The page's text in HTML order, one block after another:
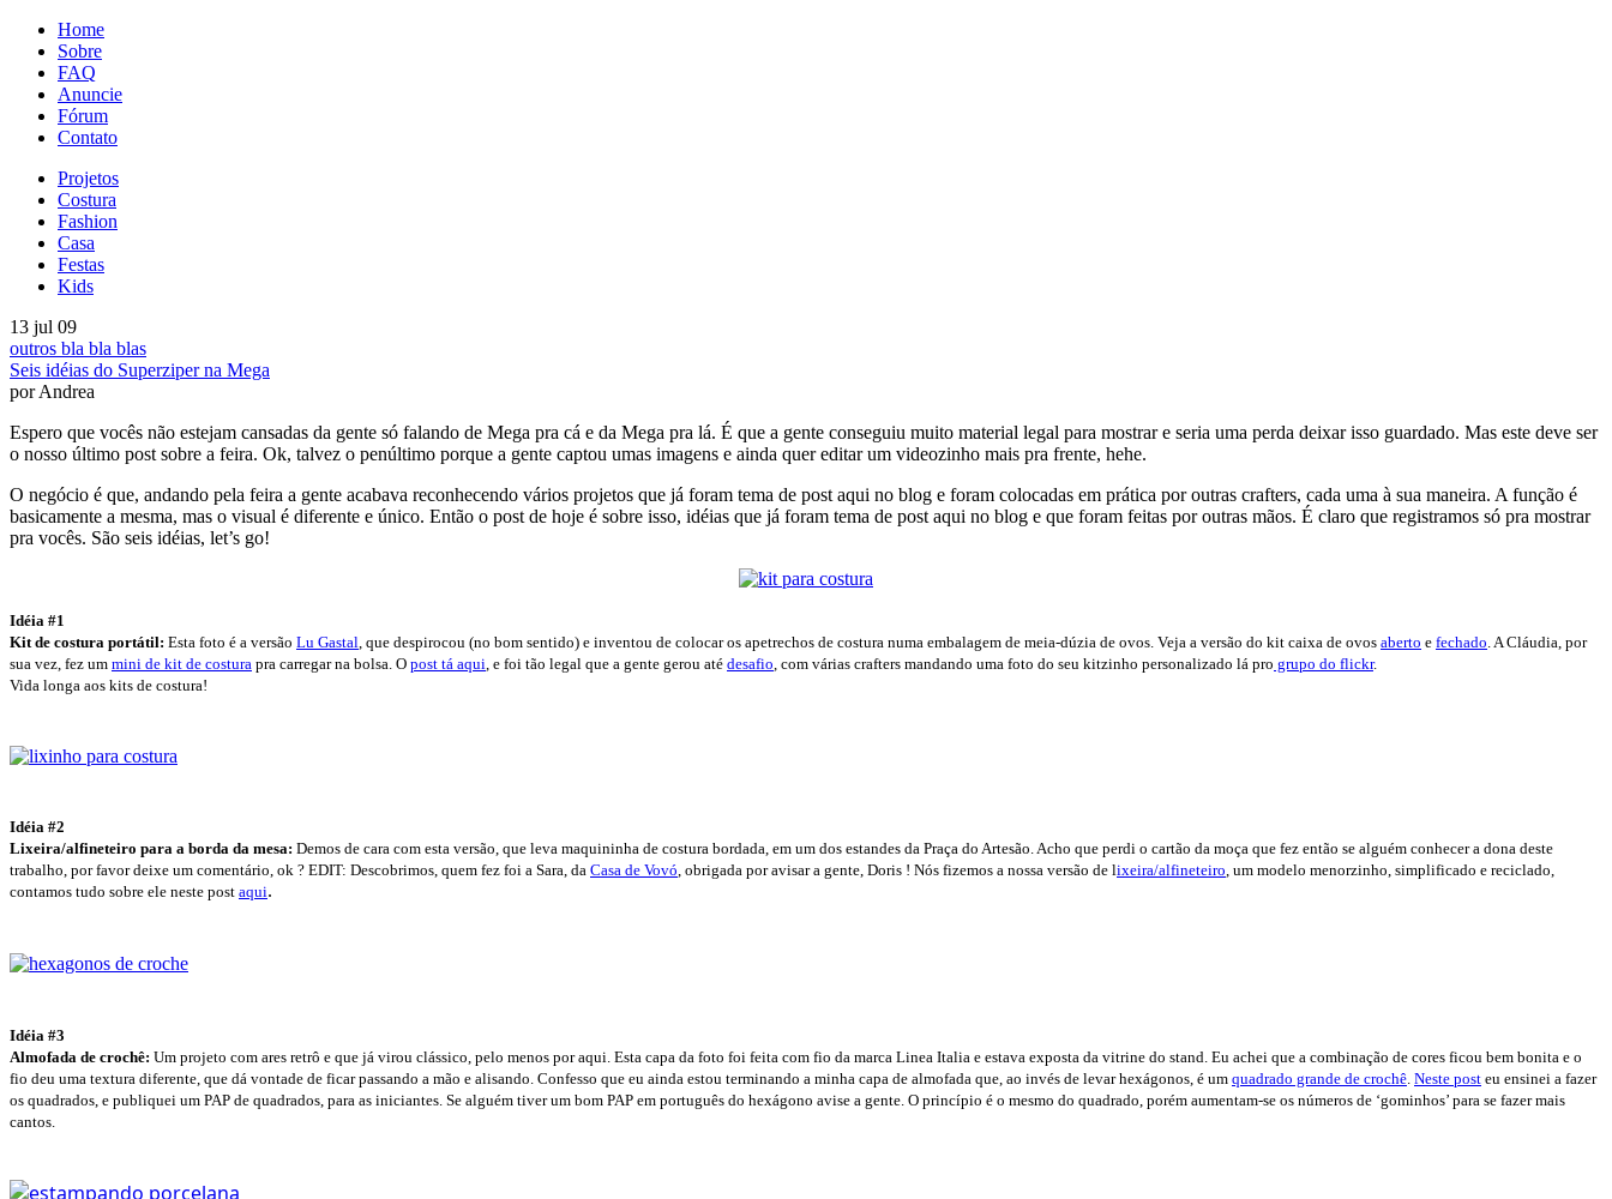
Home
Sobre
FAQ
Anuncie
Fórum
Contato
Projetos
Costura
Fashion
Casa
Festas
Kids
13 jul 09
outros bla bla blas
Seis idéias do Superziper na Mega
por Andrea
Espero que vocês não estejam cansadas da gente só falando de Mega pra cá e da Mega pra lá. É que a gente conseguiu muito material legal para mostrar e seria uma perda deixar isso guardado. Mas este deve ser
o nosso último post sobre a feira. Ok, talvez o penúltimo porque a gente captou umas imagens e ainda quer editar um videozinho mais pra frente, hehe.
O negócio é que, andando pela feira a gente acabava reconhecendo vários projetos que já foram tema de post aqui no blog e foram colocadas em prática por outras crafters, cada uma à sua maneira. A função é
basicamente a mesma, mas o visual é diferente e único. Então o post de hoje é sobre isso, idéias que já foram tema de post aqui no blog e que foram feitas por outras mãos. É claro que registramos só pra mostrar
pra vocês. São seis idéias, let’s go!
Idéia #1
Kit de costura portátil: Esta foto é a versão Lu Gastal, que despirocou (no bom sentido) e inventou de colocar os apetrechos de costura numa embalagem de meia-dúzia de ovos. Veja a versão do kit caixa de ovos aberto e fechado. A Cláudia, por
sua vez, fez um mini de kit de costura pra carregar na bolsa. O post tá aqui, e foi tão legal que a gente gerou até desafio, com várias crafters mandando uma foto do seu kitzinho personalizado lá pro grupo do flickr.
Vida longa aos kits de costura!
Idéia #2
Lixeira/alfineteiro para a borda da mesa: Demos de cara com esta versão, que leva maquininha de costura bordada, em um dos estandes da Praça do Artesão. Acho que perdi o cartão da moça que fez então se alguém conhecer a dona deste
trabalho, por favor deixe um comentário, ok ? EDIT: Descobrimos, quem fez foi a Sara, da Casa de Vovó, obrigada por avisar a gente, Doris ! Nós fizemos a nossa versão de lixeira/alfineteiro, um modelo menorzinho, simplificado e reciclado,
contamos tudo sobre ele neste post aqui.
Idéia #3
Almofada de crochê: Um projeto com ares retrô e que já virou clássico, pelo menos por aqui. Esta capa da foto foi feita com fio da marca Linea Italia e estava exposta da vitrine do stand. Eu achei que a combinação de cores ficou bem bonita e o
fio deu uma textura diferente, que dá vontade de ficar passando a mão e alisando. Confesso que eu ainda estou terminando a minha capa de almofada que, ao invés de levar hexágonos, é um quadrado grande de crochê. Neste post eu ensinei a fazer
os quadrados, e publiquei um PAP de quadrados, para as iniciantes. Se alguém tiver um bom PAP em português do hexágono avise a gente. O princípio é o mesmo do quadrado, porém aumentam-se os números de ‘gominhos’ para se fazer mais
cantos.